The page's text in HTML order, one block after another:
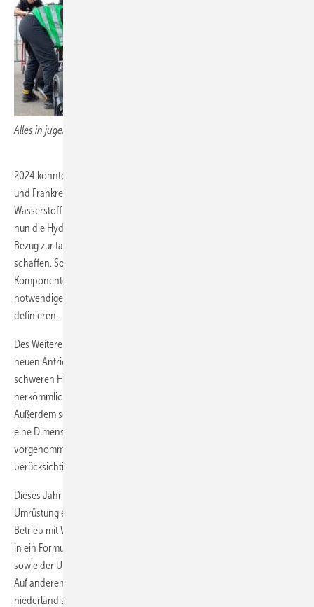
Alles in jugendlicher Hand
2024 konnte man zusätzlich die Formula-Student-Events in Portugal
und Frankreich sowie Formula Future in Deutschland für das Thema
Wasserstoff gewinnen. Gemeinsam mit den genannten Events wurde
nun die Hydrogen Concept Challenge überarbeitet, um noch mehr
Bezug zur tatsächlichen Konstruktion von Wasserstofffahrzeugen zu
schaffen. So sollten sich die Teams über die Anordnung der
Komponenten Gedanken machen, um Bauraum für die zusätzlich
notwendigen Komponenten wie Tank oder Brennstoffzelle zu
definieren.
Des Weiteren wurde eine Analyse gefordert, um die Auswirkungen des
neuen Antriebsstrangs und des zusätzlichen Gewichts durch die
schweren Hochdrucktanks auf die Rundenzeiten im Vergleich zu
herkömmlichen Formula-Student-Fahrzeugen zu untersuchen.
Außerdem sollten das Tanksystem und die Kühlung analysiert und
eine Dimensionierung von Tank, Akku und Brennstoffzelle
vorgenommen werden. Letztendlich sollten auch noch die Kosten
berücksichtigt werden.
Dieses Jahr stellte das Team der FH Campus Wien ihr Konzept für die
Umrüstung eines konventionellen Verbrennungsmotors auf den
Betrieb mit Wasserstoff sowie für die Integration der H
in ein Formula-Student-Fahrzeug vor. Teams der Universität Wien
sowie der Universität Karlsruhe zeigten Konzepte mit Brennstoffzellen.
Auf anderen Events präsentierten sich deutsche, schweizerische und
niederländische Teams.